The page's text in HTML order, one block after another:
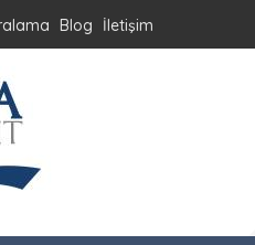
Blog İletişim